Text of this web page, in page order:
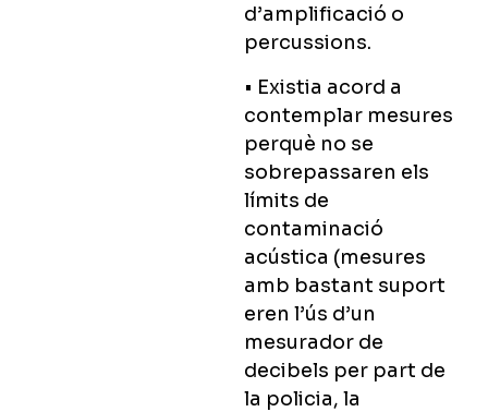
d’amplificació o
percussions.
• Existia acord a
contemplar mesures
perquè no se
sobrepassaren els
límits de
contaminació
acústica (mesures
amb bastant suport
eren l’ús d’un
mesurador de
decibels per part de
la policia, la